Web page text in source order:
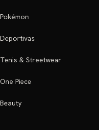
Pokémon
Deportivas
Tenis & Streetwear
One Piece
Beauty